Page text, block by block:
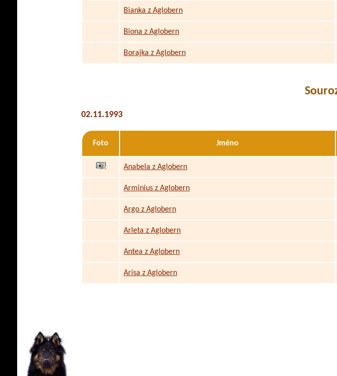
Bianka z Aglobern
Biona z Aglobern
Borajka z Aglobern
02.11.1993
Foto Jméno
Anabela z Aglobern
Arminius z Aglobern
Argo z Aglobern
Arleta z Aglobern
Antea z Aglobern
Arisa z Aglobern